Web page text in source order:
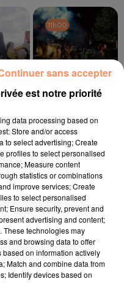
11h00
11h00
Gémeaux
est notre priorité
data processing based on
Store and/or access
to select advertising; Create
profiles to select personalised
Measure content
statistics or combinations
improve services; Create
to select personalised
Ensure security, prevent and
advertising and content;
These technologies may
and browsing data to offer
on information actively
Match and combine data from
Identify devices based on
sans accepter